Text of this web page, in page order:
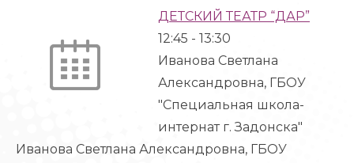
ДЕТСКИЙ ТЕАТР “ДАР”
12:45 - 13:30
Иванова Светлана
Александровна, ГБОУ
"Специальная школа-
интернат г. Задонска"
Иванова Светлана Александровна, ГБОУ